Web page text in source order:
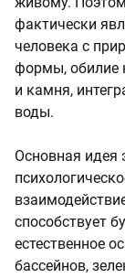
фактически
человека с
формы, обилие
и камня,
воды.
Основная идея
способствует
естественное
бассейнов,